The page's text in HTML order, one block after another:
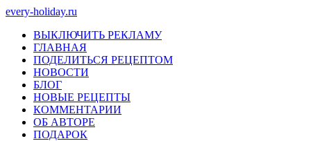
every-holiday.ru
ВЫКЛЮЧИТЬ РЕКЛАМУ
ГЛАВНАЯ
ПОДЕЛИТЬСЯ РЕЦЕПТОМ
НОВОСТИ
БЛОГ
НОВЫЕ РЕЦЕПТЫ
КОММЕНТАРИИ
ОБ АВТОРЕ
ПОДАРОК